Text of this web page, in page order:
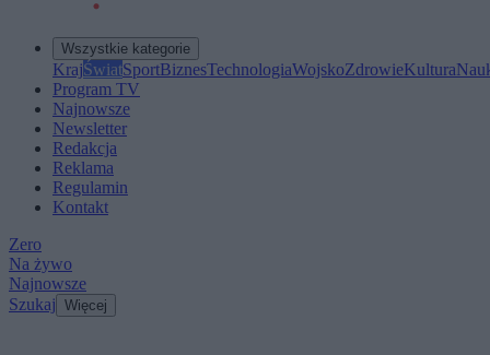
Wszystkie kategorie
KrajŚwiatSportBiznesTechnologiaWojskoZdrowieKultura
Program TV
Najnowsze
Newsletter
Redakcja
Reklama
Regulamin
Kontakt
Zero
Na żywo
Najnowsze
Szukaj Więcej